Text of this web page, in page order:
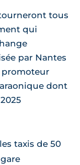
tous
qui
par Nantes
promoteur
dont
taxis de 50